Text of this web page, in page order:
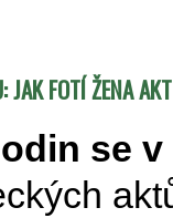
JAK FOTÍ ŽENA
se